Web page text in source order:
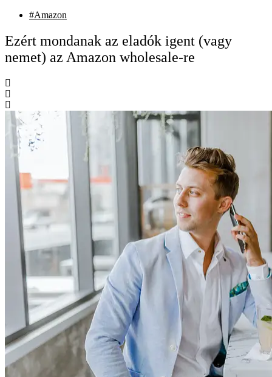
#Amazon
Ezért mondanak az eladók igent (vagy
nemet) az Amazon wholesale-re